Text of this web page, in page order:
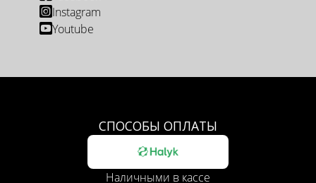
Instagram
Youtube
СПОСОБЫ ОПЛАТЫ
Наличными в кассе